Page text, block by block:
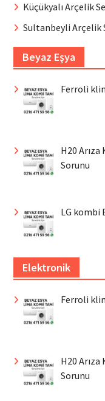
Küçükyalı Arçelik
Sultanbeyli Arçelik
Beyaz Eşya
Ferroli
H20
Sorunu
LG kombi
Elektronik
Ferroli
H20
Sorunu